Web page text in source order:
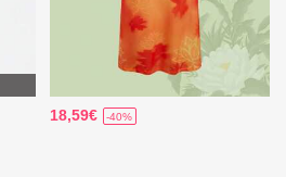
18,59€ -40%